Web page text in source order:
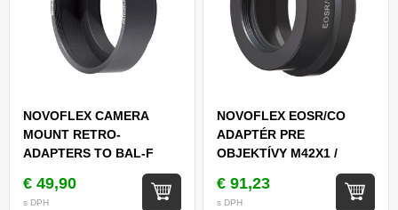
NOVOFLEX CAMERA
MOUNT RETRO-
ADAPTERS TO BAL-F
€ 49,90
s DPH
NOVOFLEX EOSR/CO
ADAPTÉR PRE
OBJEKTÍVY M42X1 /
FOTOAPARÁT CANON
EOS R
€ 91,23
s DPH